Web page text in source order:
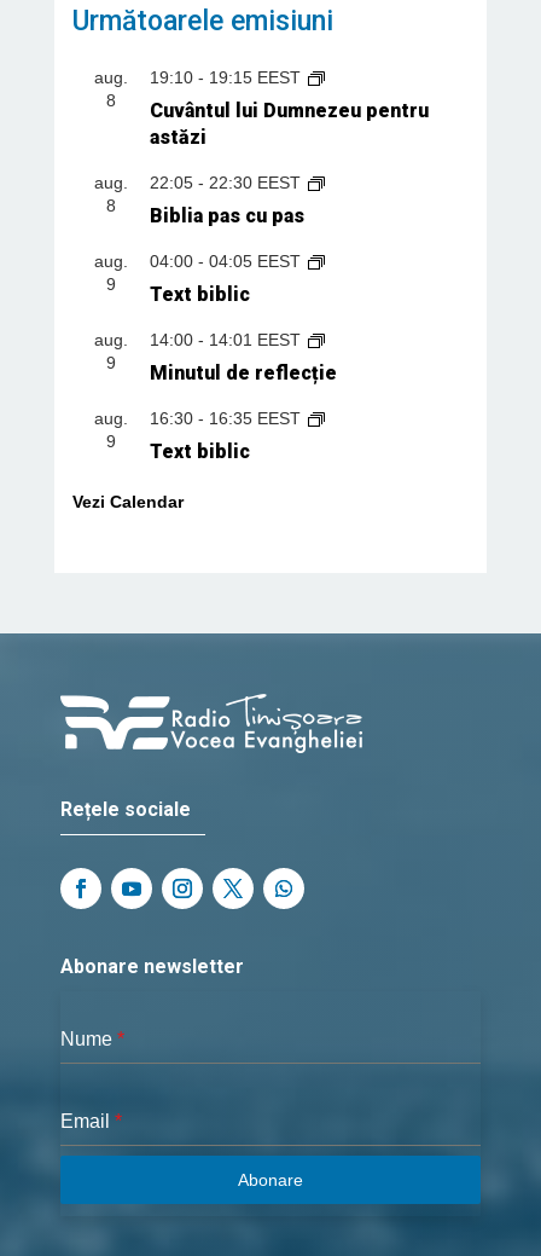
Următoarele emisiuni
aug.
8
19:10- 19:15 EEST
Cuvântul lui Dumnezeu pentru
astăzi
aug.
8
22:05- 22:30 EEST
Biblia pas cu pas
aug.
9
04:00- 04:05 EEST
Text biblic
aug.
9
14:00- 14:01 EEST
Minutul de reflecție
aug.
9
16:30- 16:35 EEST
Text biblic
Vezi Calendar
Rețele sociale
Abonare newsletter
Nume *
Email *
Abonare